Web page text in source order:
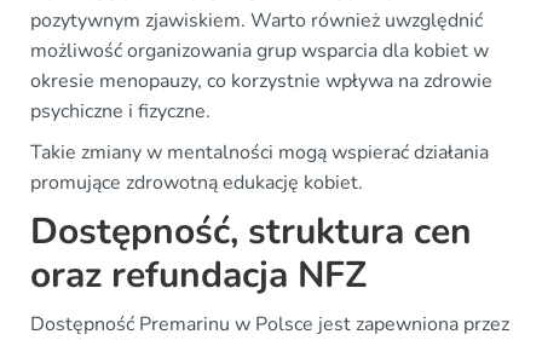
pozytywnym zjawiskiem. Warto również uwzględnić
możliwość organizowania grup wsparcia dla kobiet w
okresie menopauzy, co korzystnie wpływa na zdrowie
psychiczne i fizyczne.
Takie zmiany w mentalności mogą wspierać działania
promujące zdrowotną edukację kobiet.
Dostępność, struktura cen
oraz refundacja NFZ
Dostępność Premarinu w Polsce jest zapewniona przez